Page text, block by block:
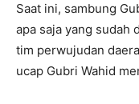
Saat ini, sambung
apa saja yang sudah
tim perwujudan
ucap Gubri Wahid